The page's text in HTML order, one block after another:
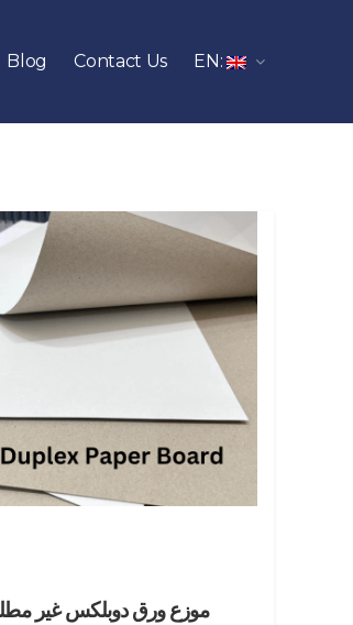
Blog Contact Us EN:
موزع ورق دوبلكس غير